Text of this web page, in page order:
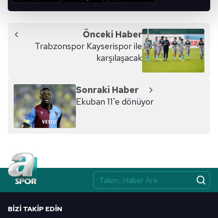
kalemimiz olduğunu sizlere hatırlatmak isteriz.
takdirde, kullanıcılara hedefli reklamlar
gösterilmeyecektir."
Sizlere daha iyi bir hizmet sunabilmek için İnternet
Sitemizde kendimize ve üçüncü kişilere ait çerezler
kullanılmaktadır. Bu çerezler vasıtasıyla çeşitli kişisel
verileriniz işlenmekte olup gerekli olan çerezler bilgi
toplumu hizmetlerinin sunulması amacıyla
reklam/pazarlama faaliyetlerinin yapılması, amaçlarıyla
sınırlı olarak açık rızanız dahilinde kullanılacaktır.
Çerezlere ilişkin tercihlerinizi aşağıda yer alan panel
için Ayarlar butonuna tıklayabilir,
Önceki Haber
Trabzonspor Kayserispor ile
karşılaşacak
Sonraki Haber
Ekuban 11'e dönüyor
BIZI TAKIP EDIN